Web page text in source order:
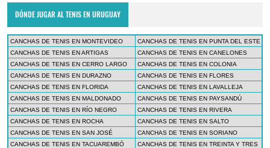
DÓNDE JUGAR AL TENIS EN URUGUAY
CANCHAS DE TENIS EN MONTEVIDEO
CANCHAS DE TENIS EN PUNTA DEL ESTE
CANCHAS DE TENIS EN ARTIGAS
CANCHAS DE TENIS EN CANELONES
CANCHAS DE TENIS EN CERRO LARGO
CANCHAS DE TENIS EN COLONIA
CANCHAS DE TENIS EN DURAZNO
CANCHAS DE TENIS EN FLORES
CANCHAS DE TENIS EN FLORIDA
CANCHAS DE TENIS EN LAVALLEJA
CANCHAS DE TENIS EN MALDONADO
CANCHAS DE TENIS EN PAYSANDÚ
CANCHAS DE TENIS EN RÍO NEGRO
CANCHAS DE TENIS EN RIVERA
CANCHAS DE TENIS EN ROCHA
CANCHAS DE TENIS EN SALTO
CANCHAS DE TENIS EN SAN JOSÉ
CANCHAS DE TENIS EN SORIANO
CANCHAS DE TENIS EN TACUAREMBÓ
CANCHAS DE TENIS EN TREINTA Y TRES